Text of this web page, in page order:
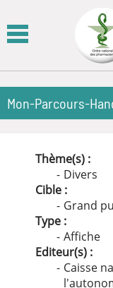
Mon-Parcours-
Thème(s) :
Divers
Cible :
Grand
Type :
Affiche
Editeur(s) :
Caisse